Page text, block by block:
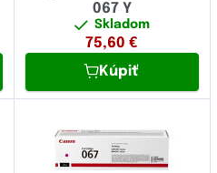
067 Y
Skladom
75,60 €
Kúpiť